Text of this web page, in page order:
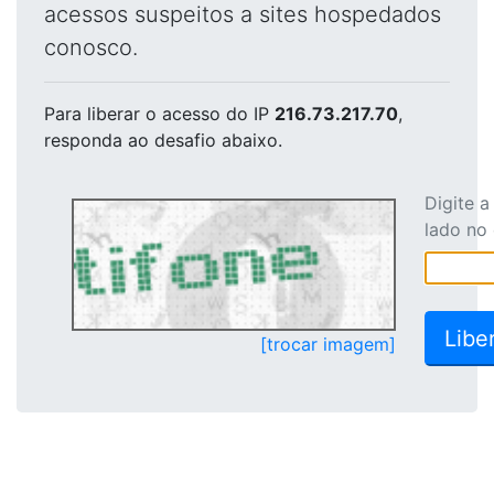
acessos suspeitos a sites hospedados
conosco.
Para liberar o acesso do IP 216.73.217.70,
responda ao desafio abaixo.
[trocar imagem]
Digite
lado no